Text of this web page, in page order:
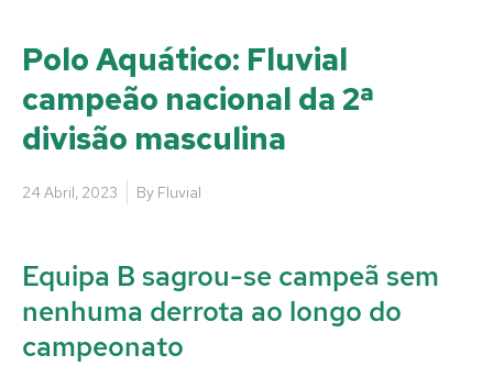
Polo Aquático: Fluvial
campeão nacional da 2ª
divisão masculina
24 Abril, 2023 By Fluvial
Equipa B sagrou-se campeã sem
nenhuma derrota ao longo do
campeonato